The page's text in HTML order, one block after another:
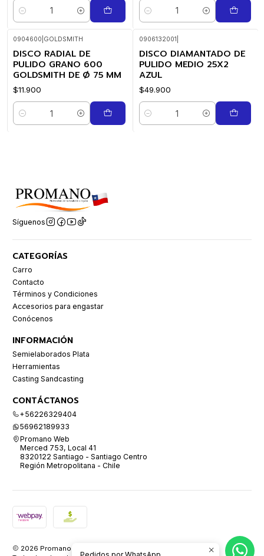
Cantidad Cantidad
0904600 GOLDSMITH
DISCO RADIAL DE
PULIDO GRANO 600
GOLDSMITH DE Ø 75 MM
$11.900
Cantidad
0906132001
DISCO DIAMANTADO DE
PULIDO MEDIO 25X2
AZUL
$49.900
Cantidad
Síguenos
CATEGORÍAS
Carro
Contacto
Términos y Condiciones
Accesorios para engastar
Conócenos
INFORMACIÓN
Semielaborados Plata
Herramientas
Casting Sandcasting
CONTÁCTANOS
+56226329404
56962189933
Promano Web
Merced 753, Local 41
8320122 Santiago - Santiago Centro
Región Metropolitana - Chile
2026 Promano.
Pedidos por WhatsApp